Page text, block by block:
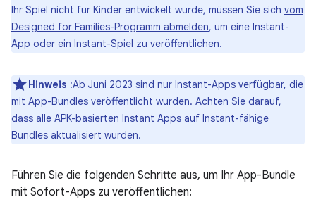
Ihr Spiel nicht für Kinder entwickelt wurde, müssen Sie sich vom
Designed for Families-Programm abmelden, um eine Instant-
App oder ein Instant-Spiel zu veröffentlichen.
Hinweis :Ab Juni 2023 sind nur Instant-Apps verfügbar, die
mit App-Bundles veröffentlicht wurden. Achten Sie darauf,
dass alle APK-basierten Instant Apps auf Instant-fähige
Bundles aktualisiert wurden.
Führen Sie die folgenden Schritte aus, um Ihr App-Bundle
mit Sofort-Apps zu veröffentlichen: